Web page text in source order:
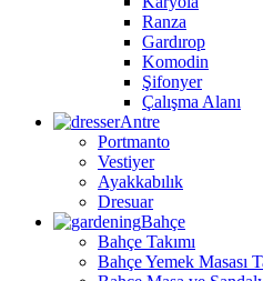
Ranza
Gardırop
Komodin
Şifonyer
Çalışma Alanı
Antre
Portmanto
Vestiyer
Ayakkabılık
Dresuar
Bahçe
Bahçe Takımı
Bahçe Yemek Masası